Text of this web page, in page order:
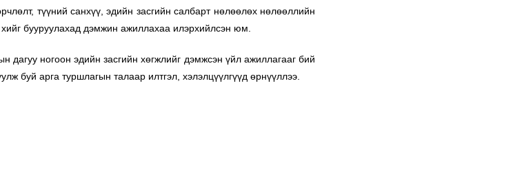
түүний санхүү, эдийн засгийн салбарт нөлөөлөх нөлөөллийн
бууруулахад дэмжин ажиллахаа илэрхийлсэн юм.
дагуу ногоон эдийн засгийн хөгжлийг дэмжсэн үйл ажиллагааг бий
буй арга туршлагын талаар илтгэл, хэлэлцүүлгүүд өрнүүллээ.